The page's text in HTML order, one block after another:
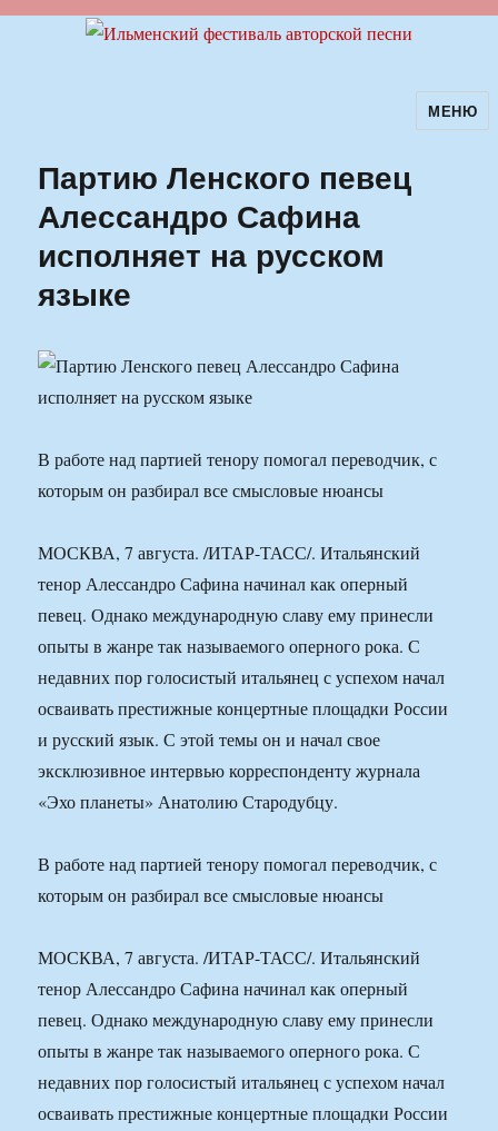
Ильменский фестиваль авторскойМЕНЮ
Партию Ленского певец
Алессандро Сафина
исполняет на русском
языке
В работе над партией тенору помогал переводчик, с
которым он разбирал все смысловые нюансы
МОСКВА, 7 августа. /ИТАР-ТАСС/. Итальянский
тенор Алессандро Сафина начинал как оперный
певец. Однако международную славу ему принесли
опыты в жанре так называемого оперного рока. С
недавних пор голосистый итальянец с успехом начал
осваивать престижные концертные площадки России
и русский язык. С этой темы он и начал свое
эксклюзивное интервью корреспонденту журнала
«Эхо планеты» Анатолию Стародубцу.
В работе над партией тенору помогал переводчик, с
которым он разбирал все смысловые нюансы
МОСКВА, 7 августа. /ИТАР-ТАСС/. Итальянский
тенор Алессандро Сафина начинал как оперный
певец. Однако международную славу ему принесли
опыты в жанре так называемого оперного рока. С
недавних пор голосистый итальянец с успехом начал
осваивать престижные концертные площадки России